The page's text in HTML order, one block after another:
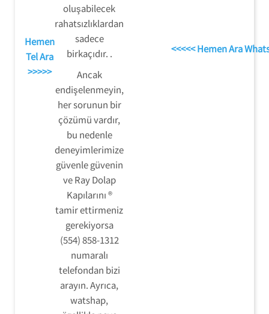
Hemen
Tel Ara
>>>>>
oluşabilecek
rahatsızlıklardan
sadece
birkaçıdır. .
Ancak
endişelenmeyin,
her sorunun bir
çözümü vardır,
bu nedenle
deneyimlerimize
güvenle güvenin
ve Ray Dolap
Kapılarını ®
tamir ettirmeniz
gerekiyorsa
(554) 858-1312
numaralı
telefondan bizi
arayın. Ayrıca,
watshap,
<<<<< Hemen Ara